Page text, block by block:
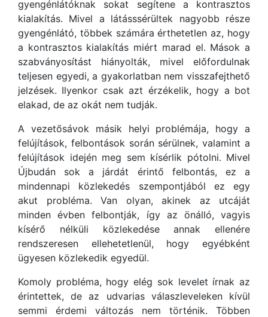
gyengénlátóknak sokat segítene a kontrasztos
kialakítás. Mivel a látásssérültek nagyobb része
gyengénlátó, többek számára érthetetlen az, hogy
a kontrasztos kialakítás miért marad el. Mások a
szabványosítást hiányolták, mivel előfordulnak
teljesen egyedi, a gyakorlatban nem visszafejthető
jelzések. Ilyenkor csak azt érzékelik, hogy a bot
elakad, de az okát nem tudják.
A vezetősávok másik helyi problémája, hogy a
felújítások, felbontások során sérülnek, valamint a
felújítások idején meg sem kísérlik pótolni. Mivel
Újbudán sok a járdát érintő felbontás, ez a
mindennapi közlekedés szempontjából ez egy
akut probléma. Van olyan, akinek az utcáját
minden évben felbontják, így az önálló, vagyis
kísérő nélküli közlekedése annak ellenére
rendszeresen ellehetetlenül, hogy egyébként
ügyesen közlekedik egyedül.
Komoly probléma, hogy elég sok levelet írnak az
érintettek, de az udvarias válaszleveleken kívül
semmi érdemi változás nem történik. Többen